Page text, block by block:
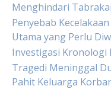
Menghindari
Penyebab
Utama yang Perlu
Investigasi Kronologi
Tragedi Meninggal
Pahit Keluarga